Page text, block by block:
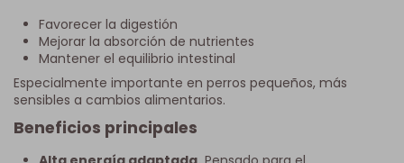
Favorecer la digestión
Mejorar la absorción de nutrientes
Mantener el equilibrio intestinal
Especialmente importante en perros pequeños, más
sensibles a cambios alimentarios.
Beneficios principales